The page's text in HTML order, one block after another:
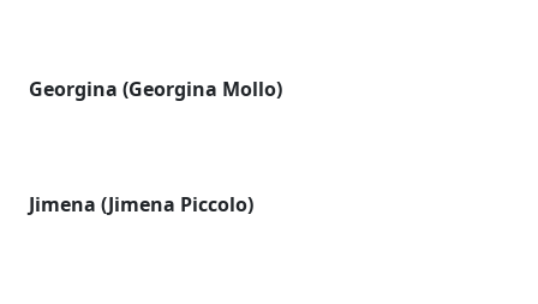
Georgina (Georgina Mollo)
Jimena (Jimena Piccolo)